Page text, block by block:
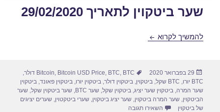
שער ביטקוין לתאריך 29/02/2020
להמשיך לקרוא שער ביטקוין לתאריך 29/02/2020
פורסם
בתאריך
29 בפברואר 2020 תגיות Bitcoin, Bitcoin USD Price, BTC, BTC דולר
,
BTC יורו
, BTC שקל ,ביטקוין,ביטקוין דולר,ביטקוין יורו,ביטקוין פאונד,ביטקוין
שער המרה,ביטקוין שער יציג,ביטקוין שקל,שער BTC ,שער ביטקוין שקל,שער
הביטקוין,שער המרה ביטקוין,שער יציג ביטקוין,שערי ביטקטוין,שערים יציגים
של ביטקוין
השאירו תגובה